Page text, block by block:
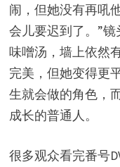
闹，但她没有再吼
会儿要迟到了。”
味噌汤，墙上依然
完美，但她变得更
生就会做的角色，
成长的普通人。
很多观众看完番号